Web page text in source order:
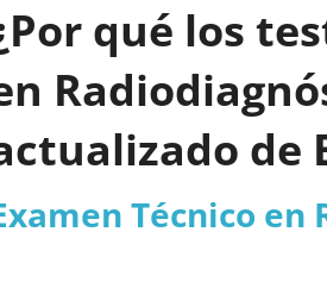
qué los
de
Técnico en